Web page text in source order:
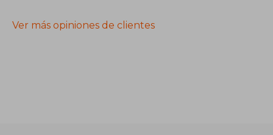
Ver más opiniones de clientes